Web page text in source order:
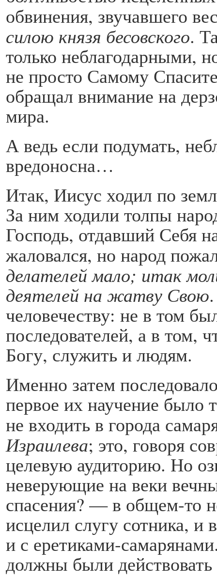
обвинения, звучавшего
силою князя бесовского.
только неблагодарными,
не просто Самому
обращал внимание на
мира.
А ведь если подумать,
вредоносна…
Итак, Иисус ходил по
За ним ходили толпы
Господь, отдавший Себя
жаловался, но народ
делателей мало; итак
деятелей на жатву Свою
человечеству: не в том
последователей, а в том,
Богу, служить и людям.
Именно затем
первое их научение было
не входить в города
Израилева; это, говоря
целевую аудиторию. Но
неверующие на веки
спасения? — в общем-то
исцелил слугу сотника, и
и с еретиками-
должны были